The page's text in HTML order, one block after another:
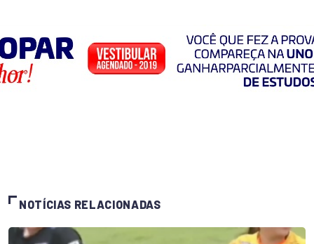
NOTÍCIAS RELACIONADAS